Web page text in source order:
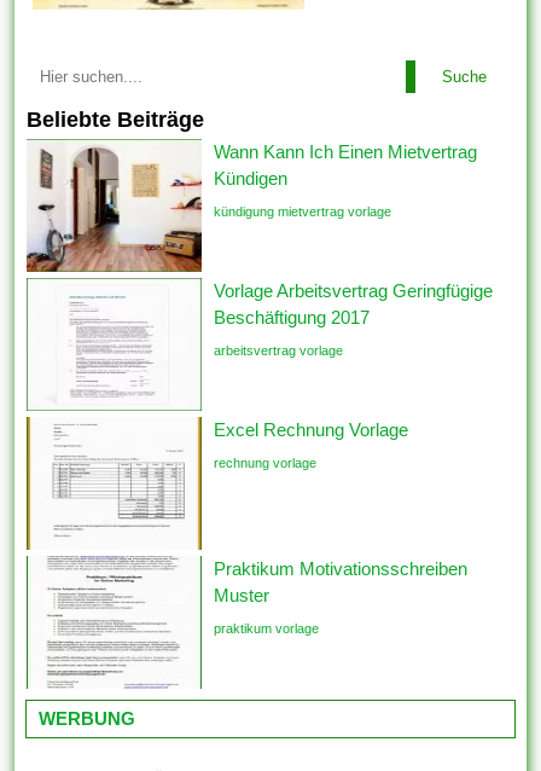
Suche
Beliebte Beiträge
Wann Kann Ich Einen Mietvertrag
Kündigen
kündigung mietvertrag vorlage
Vorlage Arbeitsvertrag Geringfügige
Beschäftigung 2017
arbeitsvertrag vorlage
Excel Rechnung Vorlage
rechnung vorlage
Praktikum Motivationsschreiben
Muster
praktikum vorlage
WERBUNG